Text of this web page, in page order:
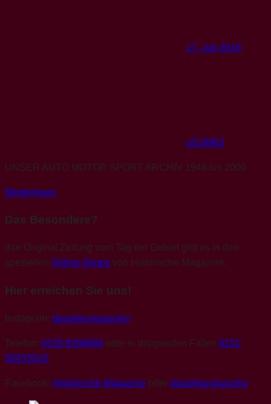
17. Juli 2018
p519963
UNSER AUTO MOTOR SPORT ARCHIV 1946 bis 2000
Weiterlesen
Das Besondere?
Ihre Original Zeitung vom Tag der Geburt gibt es in den
speziellen Online Shops von Historische Magazine.
Hier erreichen Sie uns!
Instagram: daszeitungsarchiv
Telefon: 0228 9296984 oder in dringenden Fällen 0151
58453024
Facebook: Historische Magazine oder daszeitungsarchiv